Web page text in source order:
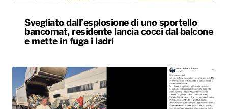
Svegliato dall’esplosione di uno sportello
bancomat, residente lancia cocci dal balcone
e mette in fuga i ladri